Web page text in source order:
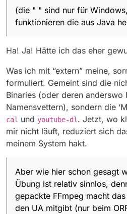
Hab das mit 3 ORF-
relativ sinnlos, denn das mit
beim ORF notwendig)…
(die " " sind nur für
funktionieren die aus Java
Ha! Ja! Hätte ich das eher
Was ich mit “extern” meine,
formuliert. Gemeint sind die
Binaries (oder deren anderswo
Namensvettern), sondern die
cal und youtube-dl . Jetzt, wo
mir nicht läuft, reduziert sich
meinem System hakt.
Aber wie hier schon gesagt
Übung ist relativ sinnlos,
gepackte FFmpeg macht
den UA mitgibt (nur beim